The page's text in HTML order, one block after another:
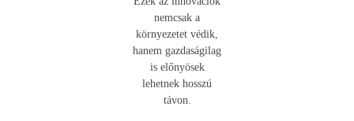
nemcsak a
környezetet védik,
hanem gazdaságilag
is előnyösek
lehetnek hosszú
távon.